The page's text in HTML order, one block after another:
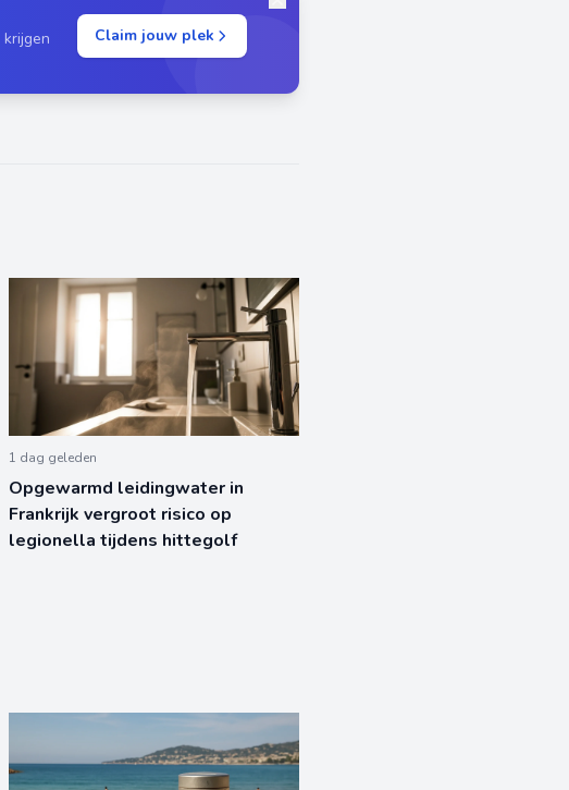
krijgen
Claim jouw plek
1 dag geleden
Opgewarmd leidingwater in
Frankrijk vergroot risico op
legionella tijdens hittegolf